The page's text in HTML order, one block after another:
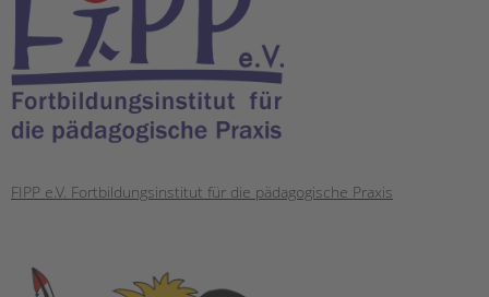
FIPP e.V. Fortbildungsinstitut für die pädagogische Praxis